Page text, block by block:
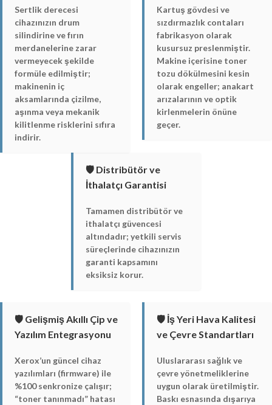
Sertlik derecesi
cihazınızın drum
silindirine ve fırın
merdanelerine zarar
vermeyecek şekilde
formüle edilmiştir;
makinenin iç
aksamlarında çizilme,
aşınma veya mekanik
kilitlenme risklerini sıfıra
indirir.
Kartuş gövdesi ve
sızdırmazlık contaları
fabrikasyon olarak
kusursuz preslenmiştir.
Makine içerisine toner
tozu dökülmesini kesin
olarak engeller; anakart
arızalarının ve optik
kirlenmelerin önüne
geçer.
🛡️ Distribütör ve
İthalatçı Garantisi
Tamamen distribütör ve
ithalatçı güvencesi
altındadır; yetkili servis
süreçlerinde cihazınızın
garanti kapsamını
eksiksiz korur.
🛡️ Gelişmiş Akıllı Çip ve
Yazılım Entegrasyonu
Xerox’un güncel cihaz
yazılımları (firmware) ile
%100 senkronize çalışır;
“toner tanınmadı” hatası
🛡️ İş Yeri Hava Kalitesi
ve Çevre Standartları
Uluslararası sağlık ve
çevre yönetmeliklerine
uygun olarak üretilmiştir.
Baskı esnasında dışarıya